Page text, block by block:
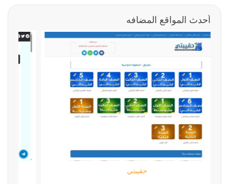
أحدث المواقع المضافه